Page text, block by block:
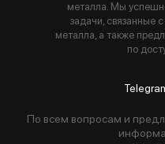
металла. Мы
задачи, связанные
металла, а также
по
По всем вопросам и